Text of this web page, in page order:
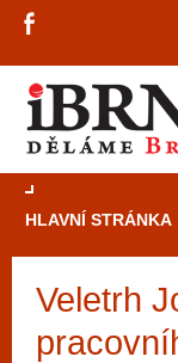
HLAVNÍ STRÁNKA
Veletrh